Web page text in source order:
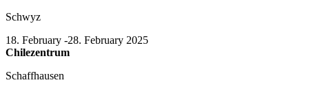
Schwyz
18. February -28. February 2025
Chilezentrum
Schaffhausen